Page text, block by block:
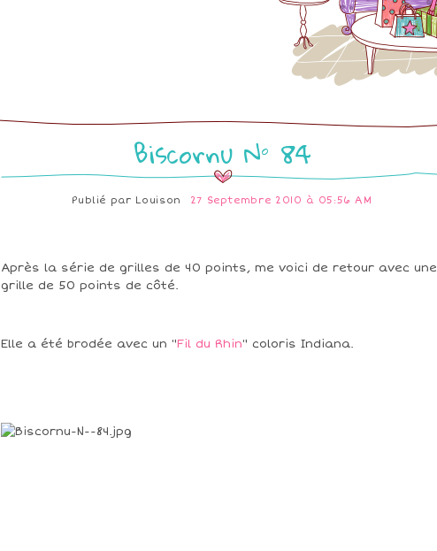
Biscornu N° 84
Publié par Louison 27 Septembre 2010 à 05:56 AM
Après la série de grilles de 40 points, me voici de retour avec une
grille de 50 points de côté.
Elle a été brodée avec un "Fil du Rhin" coloris Indiana.